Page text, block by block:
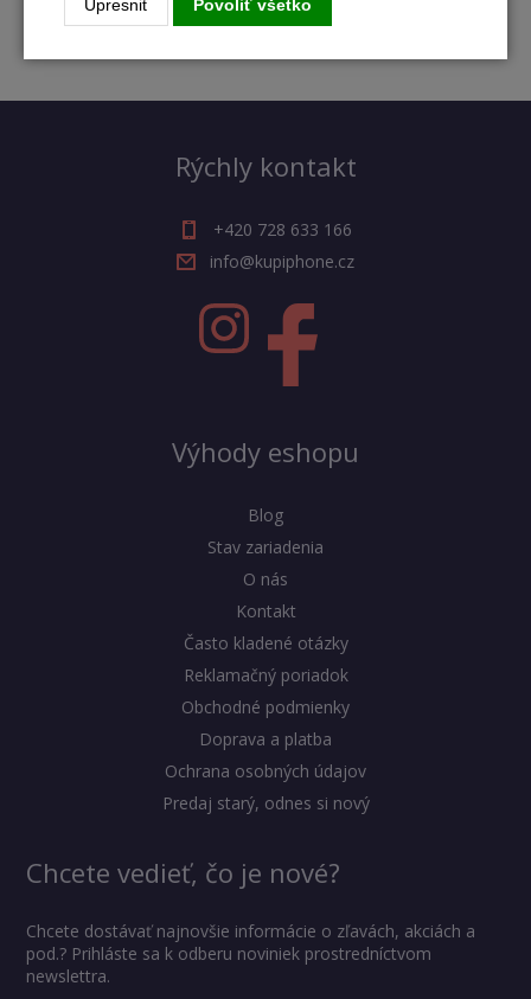
Rýchly kontakt
+420 728 633 166
info@kupiphone.cz
Výhody eshopu
Blog
Stav zariadenia
O nás
Kontakt
Často kladené otázky
Reklamačný poriadok
Obchodné podmienky
Doprava a platba
Ochrana osobných údajov
Predaj starý, odnes si nový
Chcete vedieť, čo je nové?
Chcete dostávať najnovšie informácie o zľavách, akciách a
pod.? Prihláste sa k odberu noviniek prostredníctvom
newslettra.
Upresniť Povoliť všetko